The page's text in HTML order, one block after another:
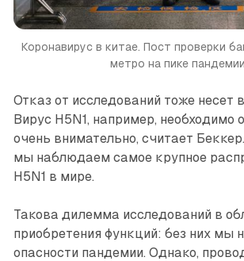
Коронавирус в китае. Пост проверки
метро на пике пандемии
Отказ от исследований тоже несет
Вирус H5N1, например, необходимо
очень внимательно, считает
мы наблюдаем самое крупное
H5N1 в мире.
Такова дилемма исследований в
приобретения функций: без них мы
опасности пандемии. Однако,